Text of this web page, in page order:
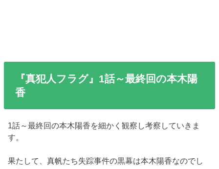
『真犯人フラグ』1話～最終回の本木陽
香
1話～最終回の本木陽香を細かく観察し考察していきま
す。
果たして、真帆たち失踪事件の黒幕は本木陽香なのでし